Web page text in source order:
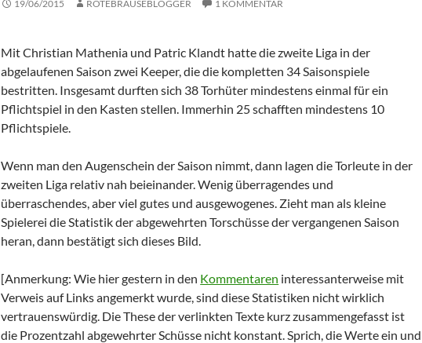
19/06/2015 ROTEBRAUSEBLOGGER 1 KOMMENTAR
Mit Christian Mathenia und Patric Klandt hatte die zweite Liga in der
abgelaufenen Saison zwei Keeper, die die kompletten 34 Saisonspiele
bestritten. Insgesamt durften sich 38 Torhüter mindestens einmal für ein
Pflichtspiel in den Kasten stellen. Immerhin 25 schafften mindestens 10
Pflichtspiele.
Wenn man den Augenschein der Saison nimmt, dann lagen die Torleute in der
zweiten Liga relativ nah beieinander. Wenig überragendes und
überraschendes, aber viel gutes und ausgewogenes. Zieht man als kleine
Spielerei die Statistik der abgewehrten Torschüsse der vergangenen Saison
heran, dann bestätigt sich dieses Bild.
[Anmerkung: Wie hier gestern in den Kommentaren interessanterweise mit
Verweis auf Links angemerkt wurde, sind diese Statistiken nicht wirklich
vertrauenswürdig. Die These der verlinkten Texte kurz zusammengefasst ist
die Prozentzahl abgewehrter Schüsse nicht konstant. Sprich, die Werte ein und